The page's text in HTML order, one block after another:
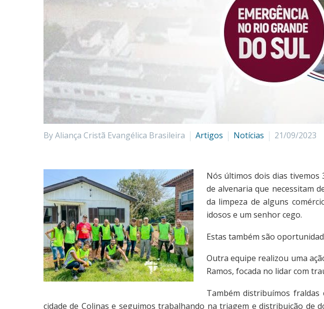
By Aliança Cristã Evangélica Brasileira Artigos Notícias 21/09/2023
Nós últimos dois dias
de alvenaria que necessitam
da limpeza de alguns
idosos e um senhor cego.
Estas também são
Outra equipe realizou uma
Ramos, focada no lidar com
Também distribuímos
cidade de Colinas e seguimos trabalhando na triagem e distribuição de